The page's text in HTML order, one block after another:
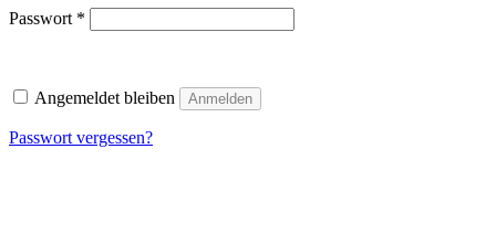
Passwort *
Angemeldet bleiben Anmelden
Passwort vergessen?